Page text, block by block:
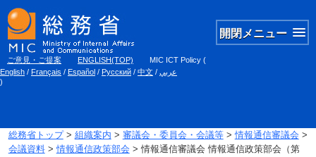
開閉メニュー
ご意見・ご提案 ENGLISH(TOP) MIC ICT Policy (
English / Français / Español / Русский / 中文 / عربي
)
総務省トップ> 組織案内 > 審議会・委員会・会議等>情報通信審議会 >
会議資料>情報通信政策部会 > 情報通信審議会 情報通信政策部会（第